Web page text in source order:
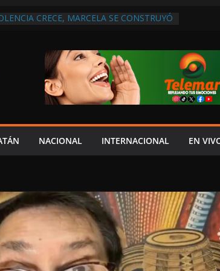
CRECE, MARCELA SE CONSTRUYÓ
EMPLEOS
NO PAGA A PROVEEDORES, PEMEX LA
QUE HAY UN PROYECTO PARA
CULTURAL MULTIFUNCIONAL EN EL
AUTORIZACIÓN MÉDICA PARA FIJAR
RESPONSABLE DEL ACCIDENTE
NACIONAL INTERNACIONAL EN